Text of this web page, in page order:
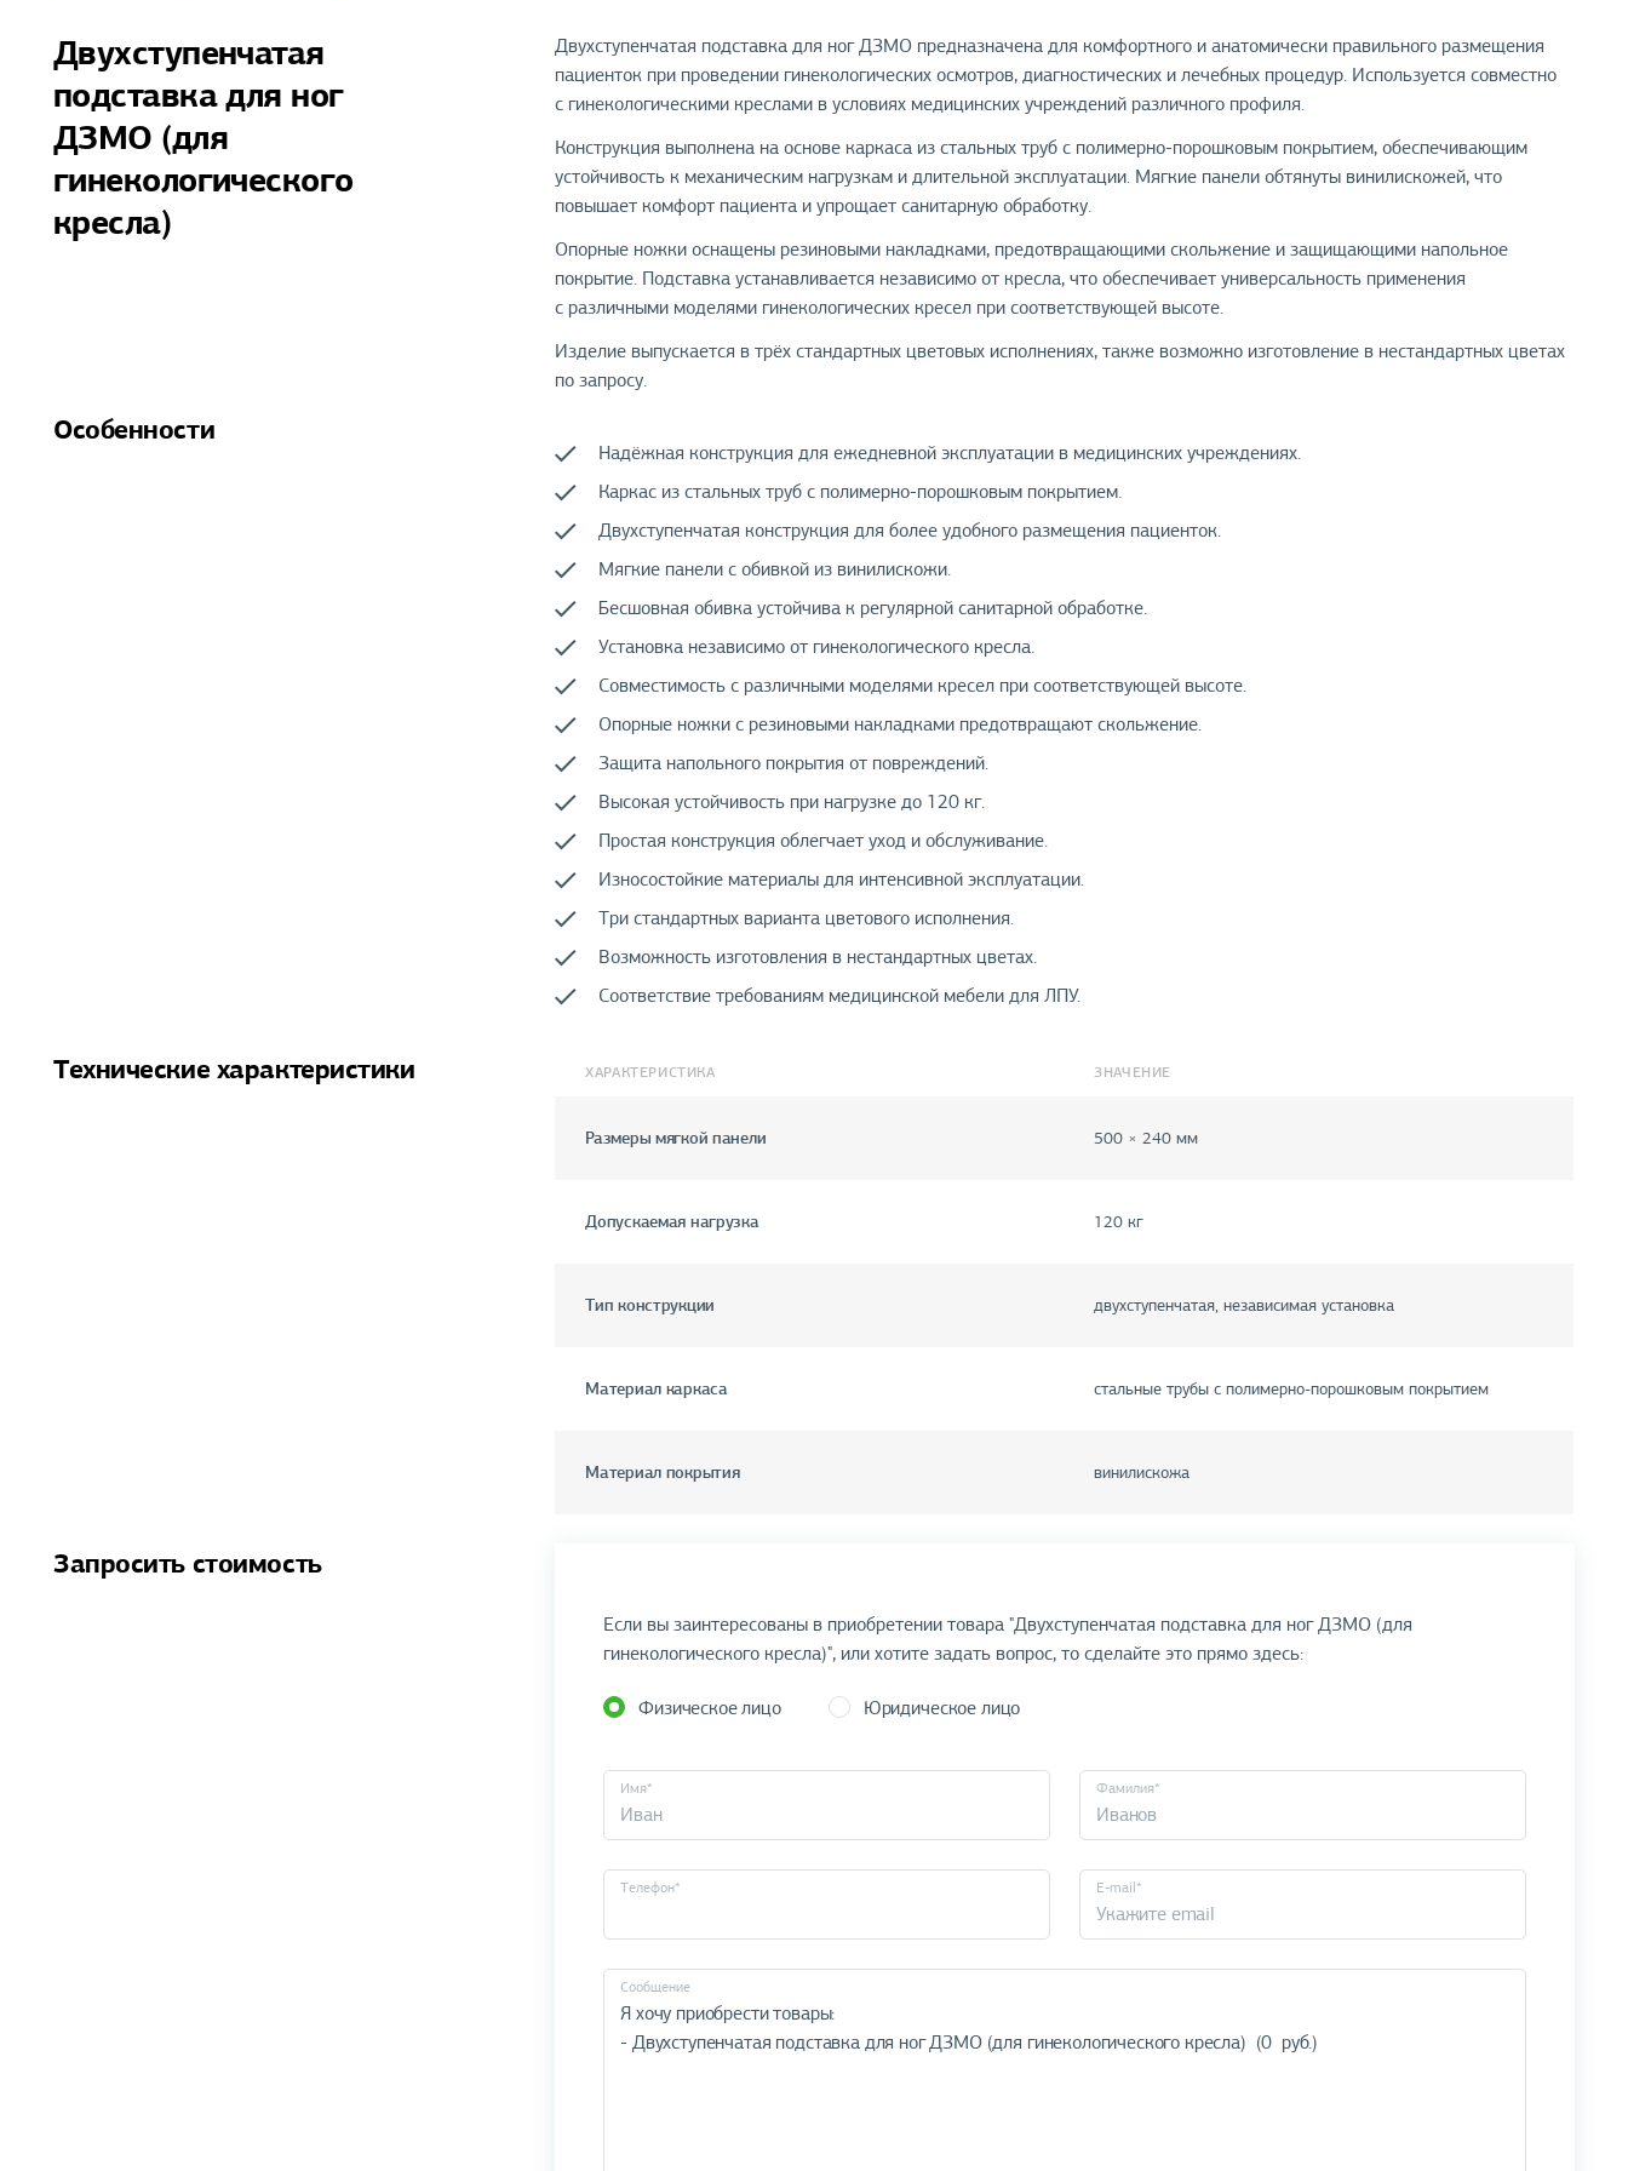
Двухступенчатая
подставка для ног
ДЗМО (для
гинекологического
кресла)
Двухступенчатая подставка для ног ДЗМО предназначена для комфортного и анатомически правильного размещения
пациенток при проведении гинекологических осмотров, диагностических и лечебных процедур. Используется совместно
с гинекологическими креслами в условиях медицинских учреждений различного профиля.
Конструкция выполнена на основе каркаса из стальных труб с полимерно-порошковым покрытием, обеспечивающим
устойчивость к механическим нагрузкам и длительной эксплуатации. Мягкие панели обтянуты винилискожей, что
повышает комфорт пациента и упрощает санитарную обработку.
Опорные ножки оснащены резиновыми накладками, предотвращающими скольжение и защищающими напольное
покрытие. Подставка устанавливается независимо от кресла, что обеспечивает универсальность применения
с различными моделями гинекологических кресел при соответствующей высоте.
Изделие выпускается в трёх стандартных цветовых исполнениях, также возможно изготовление в нестандартных цветах
по запросу.
Особенности
Надёжная конструкция для ежедневной эксплуатации в медицинских учреждениях.
Каркас из стальных труб с полимерно-порошковым покрытием.
Двухступенчатая конструкция для более удобного размещения пациенток.
Мягкие панели с обивкой из винилискожи.
Бесшовная обивка устойчива к регулярной санитарной обработке.
Установка независимо от гинекологического кресла.
Совместимость с различными моделями кресел при соответствующей высоте.
Опорные ножки с резиновыми накладками предотвращают скольжение.
Защита напольного покрытия от повреждений.
Высокая устойчивость при нагрузке до 120 кг.
Простая конструкция облегчает уход и обслуживание.
Износостойкие материалы для интенсивной эксплуатации.
Три стандартных варианта цветового исполнения.
Возможность изготовления в нестандартных цветах.
Соответствие требованиям медицинской мебели для ЛПУ.
Технические характеристики ХАРАКТЕРИСТИКА ЗНАЧЕНИЕ
Размеры мягкой панели 500 × 240 мм
Допускаемая нагрузка 120 кг
Тип конструкции двухступенчатая, независимая установка
Материал каркаса стальные трубы с полимерно-порошковым покрытием
Материал покрытия винилискожа
Запросить стоимость
Если вы заинтересованы в приобретении товара "Двухступенчатая подставка для ног ДЗМО (для
гинекологического кресла)", или хотите задать вопрос, то сделайте это прямо здесь:
Физическое лицо Юридическое лицо
Имя* Фамилия*
Телефон* E-mail*
Cообщение